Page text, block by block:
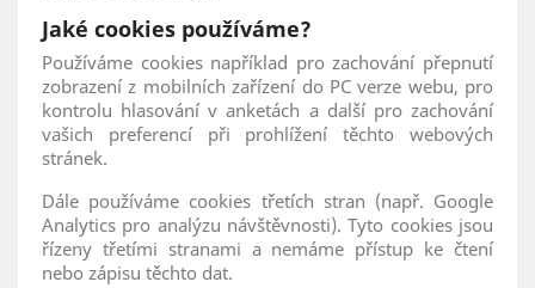
Jaké cookies používáme?
Používáme cookies například pro zachování přepnutí
zobrazení z mobilních zařízení do PC verze webu, pro
kontrolu hlasování v anketách a další pro zachování
vašich preferencí při prohlížení těchto webových
stránek.
Dále používáme cookies třetích stran (např. Google
Analytics pro analýzu návštěvnosti). Tyto cookies jsou
řízeny třetími stranami a nemáme přístup ke čtení
nebo zápisu těchto dat.